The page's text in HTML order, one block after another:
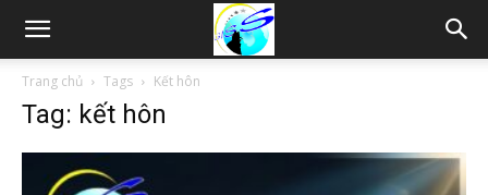
Thám
Trang chủ Tags Kết hôn
Tag: kết hôn